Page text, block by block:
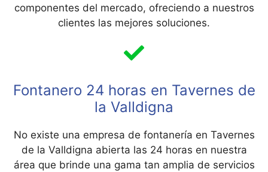
componentes del mercado, ofreciendo a nuestros
clientes las mejores soluciones.
Fontanero 24 horas en Tavernes de
la Valldigna
No existe una empresa de fontanería en Tavernes
de la Valldigna abierta las 24 horas en nuestra
área que brinde una gama tan amplia de servicios